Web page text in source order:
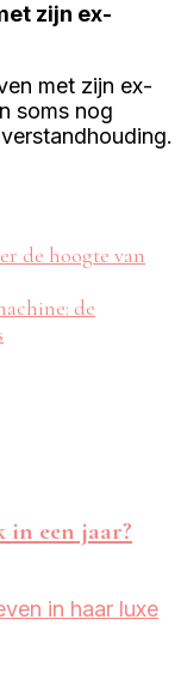
zijn ex-
met zijn ex-
soms nog
de hoogte van
de
in een jaar?